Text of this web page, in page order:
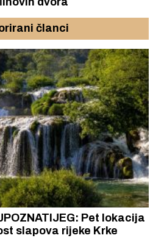
članci
Pet lokacija
slapova rijeke Krke